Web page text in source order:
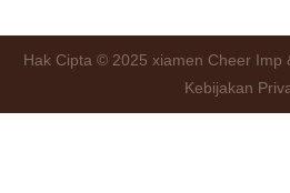
Hak Cipta © 2025 xiamen Cheer Imp
Kebijakan